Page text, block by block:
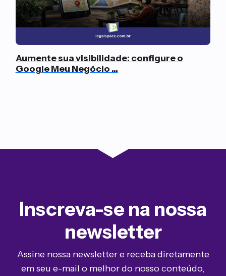
Aumente sua visibilidade: configure o
Google Meu Negócio ...
Inscreva-se na nossa
newsletter
Assine nossa newsletter e receba diretamente
em seu e-mail o melhor do nosso conteúdo,